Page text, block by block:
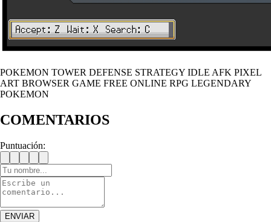
POKEMON TOWER DEFENSE STRATEGY IDLE AFK PIXEL
ART BROWSER GAME FREE ONLINE RPG LEGENDARY
POKEMON
COMENTARIOS
Puntuación:
ENVIAR